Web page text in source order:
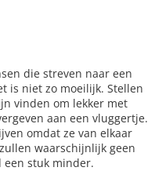
die streven naar een
is niet zo moeilijk. Stellen
vinden om lekker met
aan een vluggertje.
omdat ze van elkaar
waarschijnlijk geen
een stuk minder.